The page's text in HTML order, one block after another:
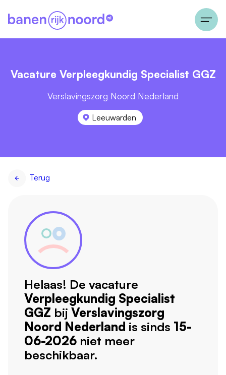
Vacature Verpleegkundig Specialist GGZ
Verslavingszorg Noord Nederland
Leeuwarden
Terug
Helaas! De vacature
Verpleegkundig Specialist
GGZ bij Verslavingszorg
Noord Nederland is sinds 15-
06-2026 niet meer
beschikbaar.